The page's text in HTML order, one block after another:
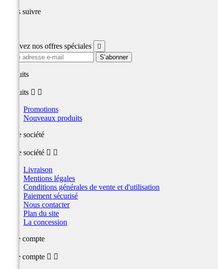
Nous suivre
Recevez nos offres spéciales 
produits
produits  
Promotions
Nouveaux produits
Notre société
Notre société  
Livraison
Mentions légales
Conditions générales de vente et d'utilisation
Paiement sécurisé
Nous contacter
Plan du site
La concession
Votre compte
Votre compte  